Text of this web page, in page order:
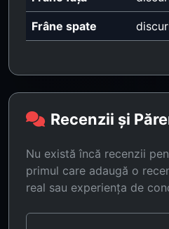
Frâne spate
Recenzii și
Nu există încă recenzii
primul care adaugă o
real sau experiența de